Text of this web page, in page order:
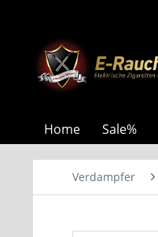
Home Sale%
Verdampfer